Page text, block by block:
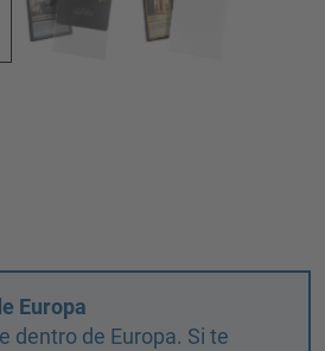
Europa
dentro de Europa. Si te